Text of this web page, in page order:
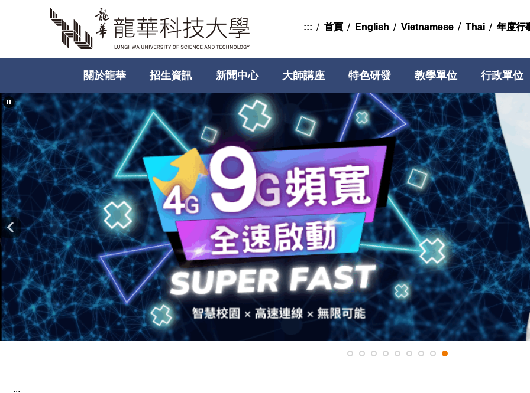
區
::: 首頁 English Vietnamese Thai 年度行
首頁 English Vietnamese Thai 年度行
關於龍華 招生資訊 新聞中心 大師講座 特色研發 教學單位 行政單位